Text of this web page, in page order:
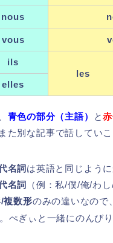
nous
vous
ils
les
elles
青色の部分（主語） と
た別な記事で話していこ
名詞 は英語と同じよう
名詞
（例：私/僕/俺/わ
複数形のみの違いなので
。ぺぎぃと一緒にのんび